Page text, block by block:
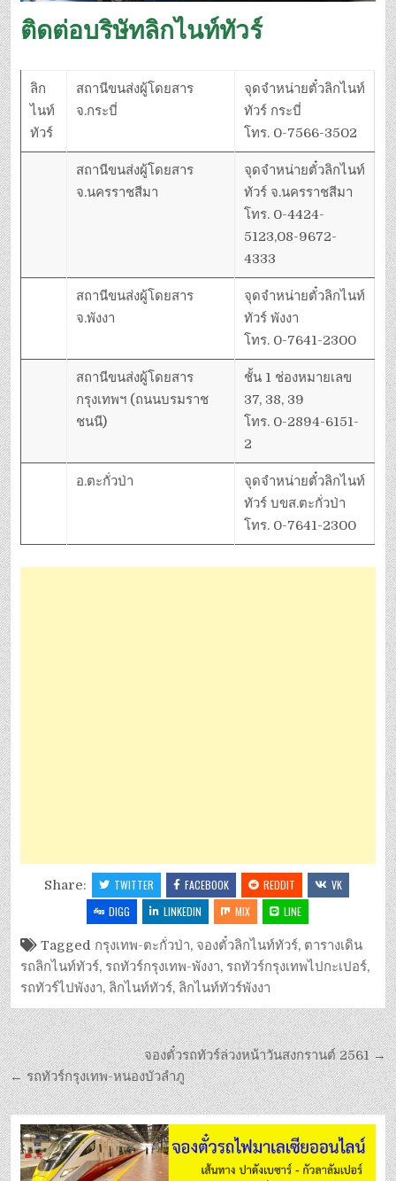
ติดต่อบริษัทลิกไนท์ทัวร์
ลิก
ไนท์
ทัวร์
สถานีขนส่งผู้โดยสาร
จ.กระบี่
จุดจำหน่ายตั๋วลิกไนท์
ทัวร์ กระบี่
โทร. 0-7566-3502
สถานีขนส่งผู้โดยสาร
จ.นครราชสีมา
จุดจำหน่ายตั๋วลิกไนท์
ทัวร์ จ.นครราชสีมา
โทร. 0-4424-
5123,08-9672-
4333
สถานีขนส่งผู้โดยสาร
จ.พังงา
จุดจำหน่ายตั๋วลิกไนท์
ทัวร์ พังงา
โทร. 0-7641-2300
สถานีขนส่งผู้โดยสาร
กรุงเทพฯ (ถนนบรมราช
ชนนี)
ชั้น 1 ช่องหมายเลข
37, 38, 39
โทร. 0-2894-6151-
2
อ.ตะกั่วป่า
จุดจำหน่ายตั๋วลิกไนท์
ทัวร์ บขส.ตะกั่วป่า
โทร. 0-7641-2300
Share: TWITTER FACEBOOK REDDIT
VK
DIGG
LINKEDIN MIX LINE
Tagged กรุงเทพ-ตะกั่วป่า, จองตั๋วลิกไนท์ทัวร์, ตารางเดิน
รถลิกไนท์ทัวร์, รถทัวร์กรุงเทพ-พังงา, รถทัวร์กรุงเทพไปกะเปอร์,
รถทัวร์ไปพังงา, ลิกไนท์ทัวร์, ลิกไนท์ทัวร์พังงา
จองตั๋วรถทัวร์ล่วงหน้าวันสงกรานต์ 2561 →
← รถทัวร์กรุงเทพ-หนองบัวลำภู